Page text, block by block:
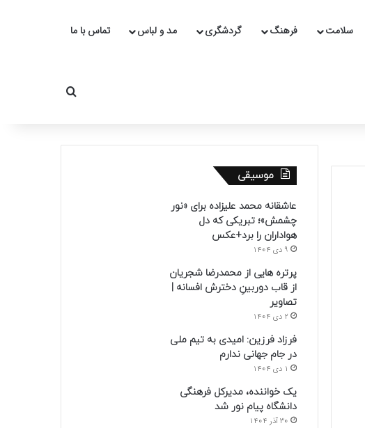
سلامت فرهنگ گردشگری مد و لباس تماس با ما
جستجو برای
موسیقی
عاشقانه محمد علیزاده برای «نور
چشمش»؛ تبریکی که دل
هواداران را برد+عکس
9 دی 1404
پرتره هایی از محمدرضا شجریان
از قاب دوربینِ دخترش افسانه |
تصاویر
2 دی 1404
فرزاد فرزین: امیدی به تیم ملی
در جام جهانی ندارم
1 دی 1404
یک خواننده، مدیرکل فرهنگی
دانشگاه پیام نور شد
30 آذر 1404